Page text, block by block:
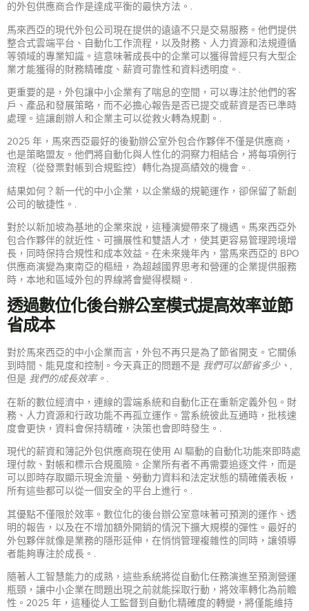
的外包供應商合作是達成平衡的最快方法。.
馬來西亞的現代外包公司現在提供的遠遠不只是交易服務。他們提供
整合式雲端平台、自動化工作流程，以及財務、人力資源和法規遵循
等領域的專業知識。這意味著成長中的企業可以獲得曾經只有大型企
業才能獲得的財務精確度、薪資可靠性和資料透明度。.
更重要的是，外包讓中小企業有了喘息的空間，可以專注於他們的客
戶、產品和發展策略，而不必擔心報告是否已提交或薪資是否已準時
處理。這讓創辦人和企業主可以從救火轉為規劃。.
2025 年，馬來西亞最好的後勤辦公室外包合作夥伴不僅是供應商，
也是策略盟友。他們將自動化與人性化的洞察力相結合，將每項例行
流程（從發票對帳到合規監控）轉化為提高績效的機會。.
結果如何？新一代的中小企業，以企業級的規範運作，卻保留了新創
公司的敏捷性。.
對於以新加坡為基地的企業來說，這種演變帶來了機遇。馬來西亞外
包合作夥伴的就近性、可擴展性和雙語人才，使其更容易管理跨境增
長，同時保持合規性和成本效益。在未來幾年內，當馬來西亞的 BPO
供應商演變為東南亞的樞紐，為超越國界思考和營運的企業提供服務
時，本地和區域外包的界線將會變得模糊。.
透過數位化後台辦公室模式提高效率並節
省成本
對於馬來西亞的中小企業而言，外包不再只是為了節省開支。它關係
到時間、能見度和控制。今天真正的問題不是 我們可以節省多少、,
但是 我們的成長效率。.
在新的數位經濟中，連線的雲端系統和自動化正在重新定義外包。財
務、人力資源和行政功能不再孤立運作。當系統彼此互通時，批核速
度會更快，資料會保持精確，決策也會即時發生。.
現代的薪資和簿記外包供應商現在使用 AI 驅動的自動化功能來即時處
理付款、對帳和標示合規風險。企業所有者不再需要追逐文件，而是
可以即時存取顯示現金流量、勞動力資料和法定狀態的精確儀表板，
所有這些都可以從一個安全的平台上進行。.
其優點不僅限於效率。數位化的後台辦公室意味著可預測的運作、透
明的報告，以及在不增加額外開銷的情況下擴大規模的彈性。最好的
外包夥伴就像是業務的隱形延伸，在悄悄管理複雜性的同時，讓領導
者能夠專注於成長。.
隨著人工智慧能力的成熟，這些系統將從自動化任務演進至預測營運
瓶頸，讓中小企業在問題出現之前就能採取行動，將效率轉化為前瞻
性。2025 年，這種從人工監督到自動化精確度的轉變，將僅能維持